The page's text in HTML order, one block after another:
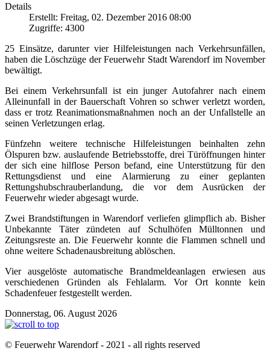
Details
Erstellt: Freitag, 02. Dezember 2016 08:00
Zugriffe: 4300
25 Einsätze, darunter vier Hilfeleistungen nach Verkehrsunfällen,
haben die Löschzüge der Feuerwehr Stadt Warendorf im November
bewältigt.
Bei einem Verkehrsunfall ist ein junger Autofahrer nach einem
Alleinunfall in der Bauerschaft Vohren so schwer verletzt worden,
dass er trotz Reanimationsmaßnahmen noch an der Unfallstelle an
seinen Verletzungen erlag.
Fünfzehn weitere technische Hilfeleistungen beinhalten zehn
Ölspuren bzw. auslaufende Betriebsstoffe, drei Türöffnungen hinter
der sich eine hilflose Person befand, eine Unterstützung für den
Rettungsdienst und eine Alarmierung zu einer geplanten
Rettungshubschrauberlandung, die vor dem Ausrücken der
Feuerwehr wieder abgesagt wurde.
Zwei Brandstiftungen in Warendorf verliefen glimpflich ab. Bisher
Unbekannte Täter zündeten auf Schulhöfen Mülltonnen und
Zeitungsreste an. Die Feuerwehr konnte die Flammen schnell und
ohne weitere Schadenausbreitung ablöschen.
Vier ausgelöste automatische Brandmeldeanlagen erwiesen aus
verschiedenen Gründen als Fehlalarm. Vor Ort konnte kein
Schadenfeuer festgestellt werden.
Donnerstag, 06. August 2026
© Feuerwehr Warendorf - 2021 - all rights reserved